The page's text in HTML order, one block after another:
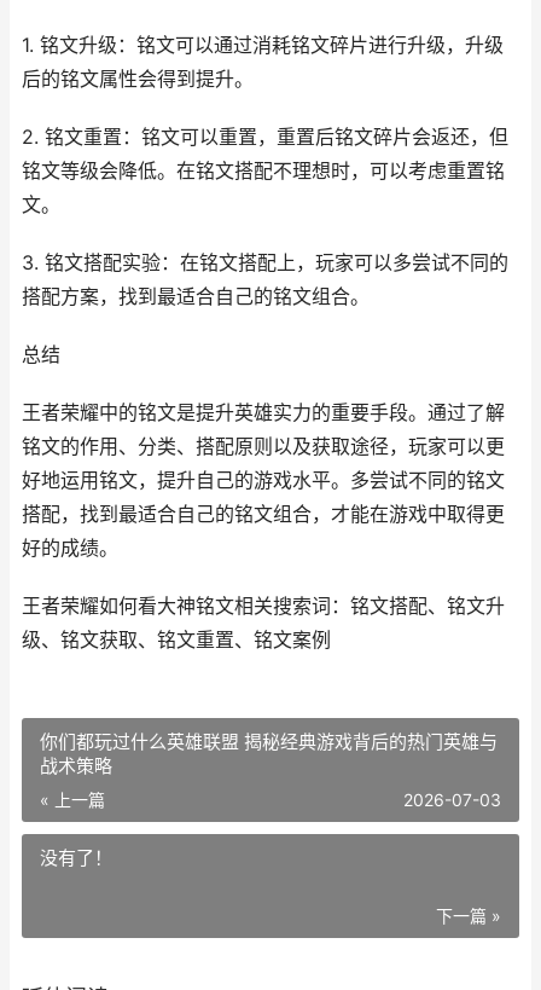
1. 铭文升级：铭文可以通过消耗铭文碎片进行升级，升级
后的铭文属性会得到提升。
2. 铭文重置：铭文可以重置，重置后铭文碎片会返还，但
铭文等级会降低。在铭文搭配不理想时，可以考虑重置铭
文。
3. 铭文搭配实验：在铭文搭配上，玩家可以多尝试不同的
搭配方案，找到最适合自己的铭文组合。
总结
王者荣耀中的铭文是提升英雄实力的重要手段。通过了解
铭文的作用、分类、搭配原则以及获取途径，玩家可以更
好地运用铭文，提升自己的游戏水平。多尝试不同的铭文
搭配，找到最适合自己的铭文组合，才能在游戏中取得更
好的成绩。
王者荣耀如何看大神铭文相关搜索词：铭文搭配、铭文升
级、铭文获取、铭文重置、铭文案例
你们都玩过什么英雄联盟 揭秘经典游戏背后的热门英雄与
战术策略
« 上一篇 2026-07-03
没有了！
下一篇 »